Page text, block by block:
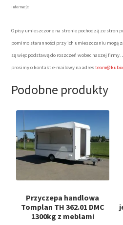
Informacja:
Opisy umieszczone na stronie pochodzą ze stron
pomimo staranności przy ich umieszczaniu mogą
są więc podstawą do roszczeń wobec naszej
prosimy o kontakt e-mailowy na adres
Podobne produkty
Przyczepa handlowa
Tomplan TH 362.01 DMC
1300kg z meblami